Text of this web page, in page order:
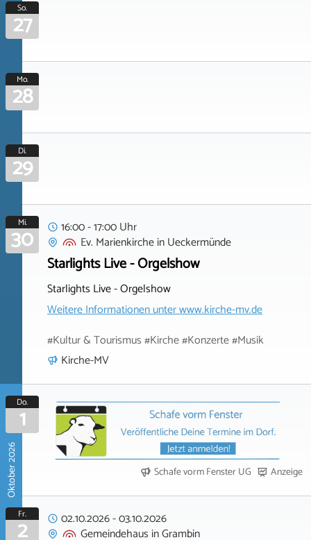
So.
27
Mo.
28
Di.
29
Mi.
30
16:00 - 17:00 Uhr
Ev. MarienkircheinUeckermünde
Starlights Live - Orgelshow
Starlights Live - Orgelshow
Weitere Informationen unterwww.kirche-mv.de
#Kultur & Tourismus #Kirche #Konzerte #Musik
Kirche-MV
Oktober 2026
Do.
1
Schafe vorm Fenster UG Anzeige
Fr.
2 02.10.2026-03.10.2026
Gemeindehaus inGrambin